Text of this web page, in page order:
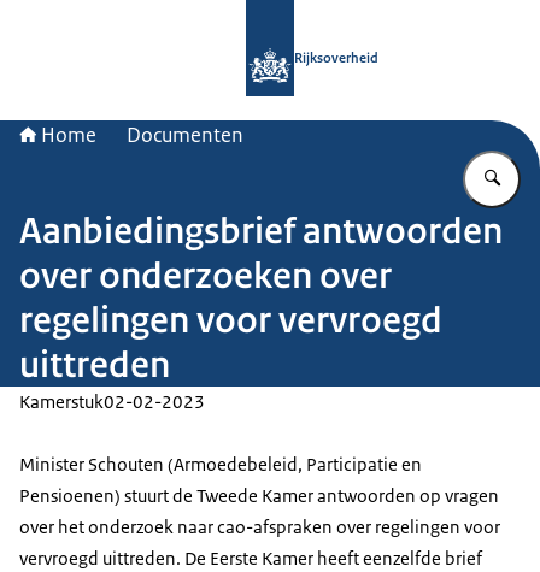
Rijksoverheid
Home Documenten
Aanbiedingsbrief antwoorden
over onderzoeken over
regelingen voor vervroegd
uittreden
Kamerstuk02-02-2023
Minister Schouten (Armoedebeleid, Participatie en
Pensioenen) stuurt de Tweede Kamer antwoorden op vragen
over het onderzoek naar cao-afspraken over regelingen voor
vervroegd uittreden. De Eerste Kamer heeft eenzelfde brief